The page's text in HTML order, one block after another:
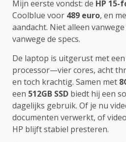
Mijn eerste vondst: de HP 15-
Coolblue voor 489 euro, en
aandacht. Niet alleen
vanwege de specs.
De laptop is uitgerust met een
processor—vier cores, acht
en toch krachtig. Samen met
een 512GB SSD biedt hij een
dagelijks gebruik. Of je nu
documenten verwerkt, of
HP blijft stabiel presteren.